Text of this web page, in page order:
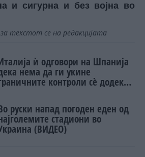
и сигурна и без војна во
текстот се на редакцијата
ѝ одговори на Шпанија
нема да ги укине
контроли сè додека
руски напад погоден еден од
стадиони во
(ВИДЕО)